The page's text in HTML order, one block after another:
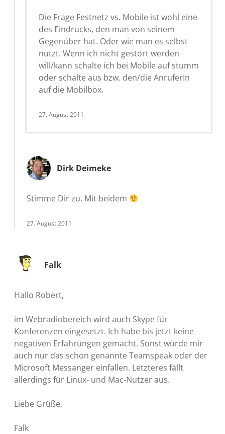
Die Frage Festnetz vs. Mobile ist wohl eine
des Eindrucks, den man von seinem
Gegenüber hat. Oder wie man es selbst
nutzt. Wenn ich nicht gestört werden
will/kann schalte ich bei Mobile auf stumm
oder schalte aus bzw. den/die AnruferIn
auf die Mobilbox.
27. August 2011
Dirk Deimeke
Stimme Dir zu. Mit beidem
27. August 2011
Falk
Hallo Robert,
im Webradiobereich wird auch Skype für
Konferenzen eingesetzt. Ich habe bis jetzt keine
negativen Erfahrungen gemacht. Sonst würde mir
auch nur das schon genannte Teamspeak oder der
Microsoft Messanger einfallen. Letzteres fällt
allerdings für Linux- und Mac-Nutzer aus.
Liebe Grüße,
Falk